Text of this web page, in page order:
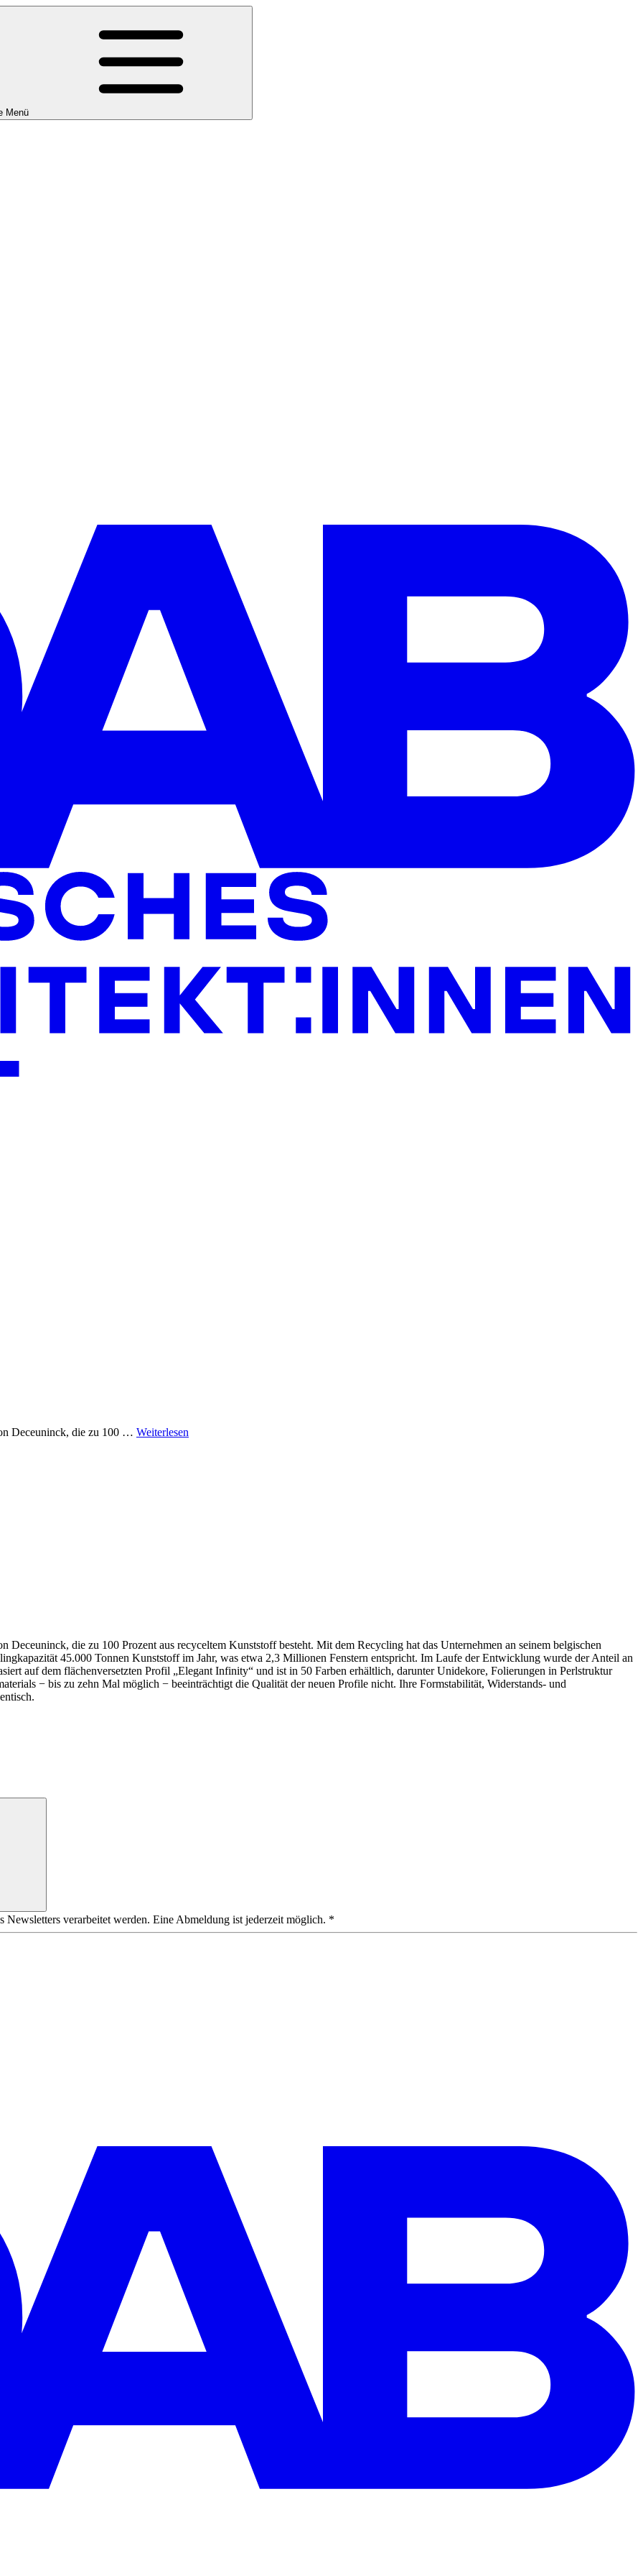
Menü
Deceuninck, die zu 100 … Weiterlesen
Deceuninck, die zu 100 Prozent aus recyceltem Kunststoff besteht. Mit dem Recycling hat das Unternehmen an seinem belgischen
45.000 Tonnen Kunststoff im Jahr, was etwa 2,3 Millionen Fenstern entspricht. Im Laufe der Entwicklung wurde der Anteil an
auf dem flächenversetzten Profil „Elegant Infinity“ und ist in 50 Farben erhältlich, darunter Unidekore, Folierungen in Perlstruktur
− bis zu zehn Mal möglich − beeinträchtigt die Qualität der neuen Profile nicht. Ihre Formstabilität, Widerstands- und
Newsletters verarbeitet werden. Eine Abmeldung ist jederzeit möglich. *